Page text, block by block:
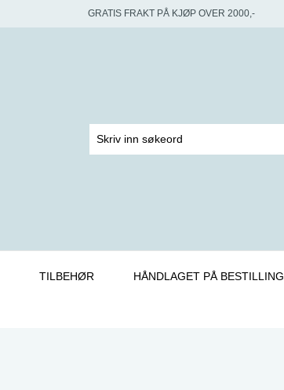
GRATIS FRAKT PÅ KJØP OVER 2000,-
TILBEHØR HÅNDLAGET PÅ BESTILLING